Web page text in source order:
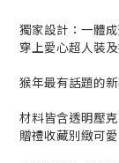
獨家設計：一體
穿上愛心超人裝
猴年最有話題的
材料皆含透明壓
贈禮收藏別緻可